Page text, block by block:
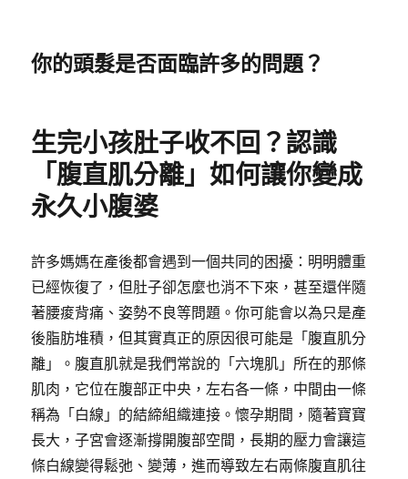
你的頭髮是否面臨許多的問題？
生完小孩肚子收不回？認識
「腹直肌分離」如何讓你變成
永久小腹婆
許多媽媽在產後都會遇到一個共同的困擾：明明體重
已經恢復了，但肚子卻怎麼也消不下來，甚至還伴隨
著腰痠背痛、姿勢不良等問題。你可能會以為只是產
後脂肪堆積，但其實真正的原因很可能是「腹直肌分
離」。腹直肌就是我們常說的「六塊肌」所在的那條
肌肉，它位在腹部正中央，左右各一條，中間由一條
稱為「白線」的結締組織連接。懷孕期間，隨著寶寶
長大，子宮會逐漸撐開腹部空間，長期的壓力會讓這
條白線變得鬆弛、變薄，進而導致左右兩條腹直肌往